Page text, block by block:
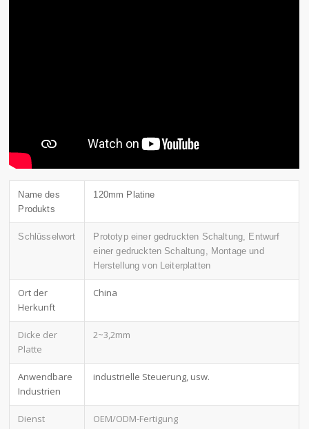
Name des
Produkts
120mm Platine
Schlüsselwort
Prototyp einer gedruckten Schaltung, Entwurf
einer gedruckten Schaltung, Montage und
Herstellung von Leiterplatten
Ort der
Herkunft
China
Dicke der
Platte
2~3,2mm
Anwendbare
Industrien
industrielle Steuerung, usw.
Dienst OEM/ODM-Fertigung